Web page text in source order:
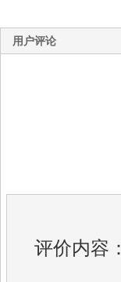
用户评论
评价内容：